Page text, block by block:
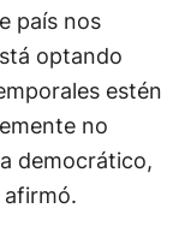
país nos
optando
estén
no
democrático,
afirmó.